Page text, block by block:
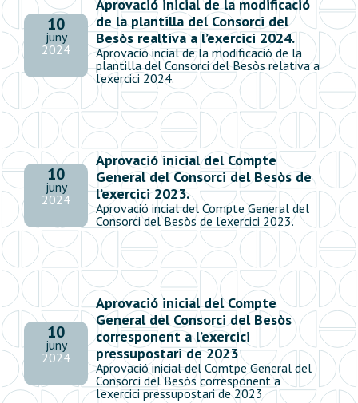
10
juny
2024
Aprovació inicial de la modificació
de la plantilla del Consorci del
Besòs realtiva a l’exercici 2024.
Aprovació incial de la modificació de la
plantilla del Consorci del Besòs relativa a
l’exercici 2024.
10
juny
2024
Aprovació inicial del Compte
General del Consorci del Besòs de
l’exercici 2023.
Aprovació incial del Compte General del
Consorci del Besòs de l’exercici 2023.
10
juny
2024
Aprovació inicial del Compte
General del Consorci del Besòs
corresponent a l’exercici
pressupostari de 2023
Aprovació inicial del Comtpe General del
Consorci del Besòs corresponent a
l’exercici pressupostari de 2023